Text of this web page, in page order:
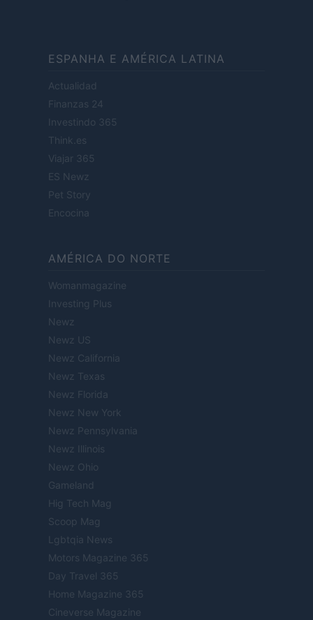
ESPANHA E AMÉRICA LATINA
Actualidad
Finanzas 24
Investindo 365
Think.es
Viajar 365
ES Newz
Pet Story
Encocina
AMÉRICA DO NORTE
Womanmagazine
Investing Plus
Newz
Newz US
Newz California
Newz Texas
Newz Florida
Newz New York
Newz Pennsylvania
Newz Illinois
Newz Ohio
Gameland
Hig Tech Mag
Scoop Mag
Lgbtqia News
Motors Magazine 365
Day Travel 365
Home Magazine 365
Cineverse Magazine